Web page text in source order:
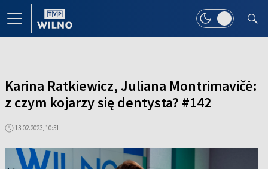
Karina Ratkiewicz, Juliana Montrimavičė:
z czym kojarzy się dentysta? #142
13.02.2023, 10:51